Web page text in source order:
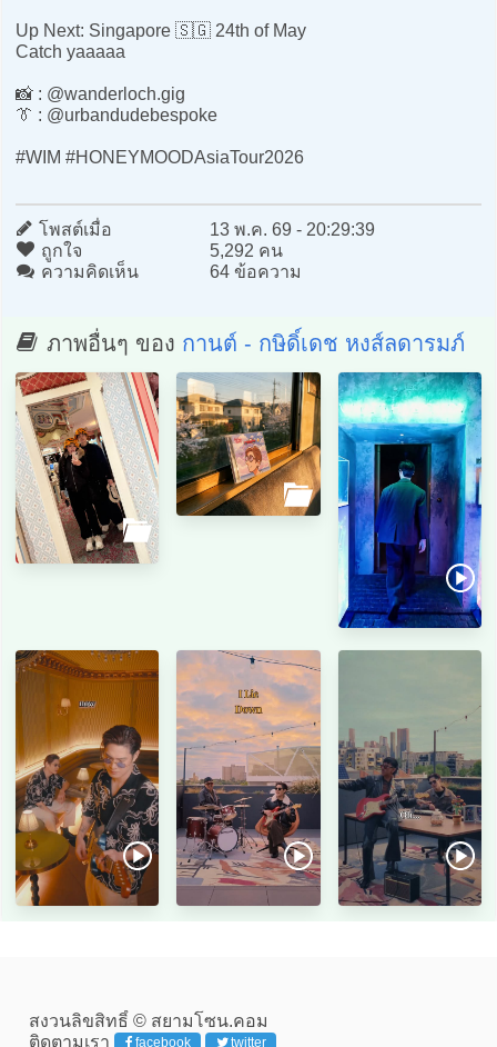
Up Next: Singapore 🇸🇬 24th of May
Catch yaaaaa
📸 : @wanderloch.gig
👔 : @urbandudebespoke
#WIM #HONEYMOODAsiaTour2026
โพสต์เมื่อ
13 พ.ค. 69 - 20:29:39
ถูกใจ
5,292 คน
ความคิดเห็น
64 ข้อความ
ภาพอื่นๆ ของ กานต์ - กษิดิ์เดช หงส์ลดารมภ์
สงวนลิขสิทธิ์ © สยามโซน.คอม
ติดตามเรา
facebook twitter